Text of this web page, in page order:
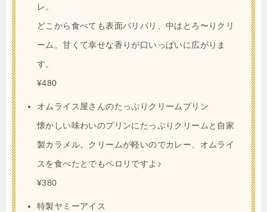
レ。
どこから食べても表面パリパリ、中はとろ〜りクリ
ーム。甘くて幸せな香りが口いっぱいに広がりま
す。
¥480
オムライス屋さんのたっぷりクリームプリン
懐かしい味わいのプリンにたっぷりクリームと自家
製カラメル。クリームが軽いのでカレー、オムライ
スを食べたとでもペロリですよ♪
¥380
特製ヤミーアイス